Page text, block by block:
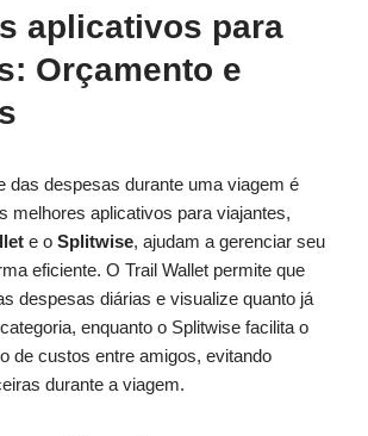
aplicativos para
Orçamento e
das despesas durante uma viagem é
melhores aplicativos para viajantes,
e o Splitwise, ajudam a gerenciar seu
eficiente. O Trail Wallet permite que
despesas diárias e visualize quanto já
enquanto o Splitwise facilita o
de custos entre amigos, evitando
durante a viagem.